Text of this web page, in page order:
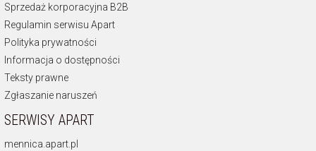
Sprzedaż korporacyjna B2B
Regulamin serwisu Apart
Polityka prywatności
Informacja o dostępności
Teksty prawne
Zgłaszanie naruszeń
SERWISY APART
mennica.apart.pl